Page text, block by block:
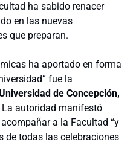
ha sabido renacer
en las nuevas
que preparan.
ha aportado en forma
fue la
de Concepción,
La autoridad manifestó
a la Facultad “y
de todas las celebraciones